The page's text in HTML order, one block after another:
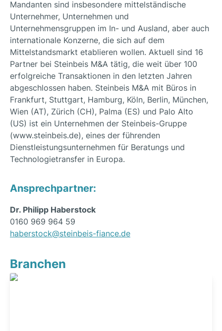
Mandanten sind insbesondere mittelständische
Unternehmer, Unternehmen und
Unternehmensgruppen im In- und Ausland, aber auch
internationale Konzerne, die sich auf dem
Mittelstandsmarkt etablieren wollen. Aktuell sind 16
Partner bei Steinbeis M&A tätig, die weit über 100
erfolgreiche Transaktionen in den letzten Jahren
abgeschlossen haben. Steinbeis M&A mit Büros in
Frankfurt, Stuttgart, Hamburg, Köln, Berlin, München,
Wien (AT), Zürich (CH), Palma (ES) und Palo Alto
(US) ist ein Unternehmen der Steinbeis-Gruppe
(www.steinbeis.de), eines der führenden
Dienstleistungsunternehmen für Beratungs und
Technologietransfer in Europa.
Ansprechpartner:
Dr. Philipp Haberstock
0160 969 964 59
haberstock@steinbeis-fiance.de
Branchen